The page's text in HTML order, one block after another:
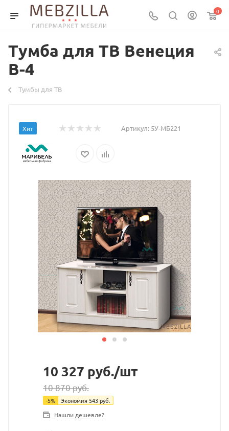
0
Тумба для ТВ Венеция
В-4
Тумбы для ТВ
Хит Артикул: 5У-МБ221
10 327 руб./шт
10 870руб.
-5% Экономия 543руб.
Нашли дешевле?